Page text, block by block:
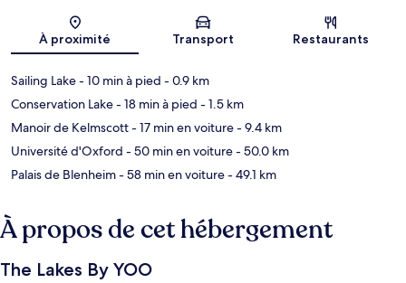
Carte
À proximité Transport Restaurants
Sailing Lake- 10 min à pied - 0.9 km
Conservation Lake- 18 min à pied - 1.5 km
Manoir de Kelmscott- 17 min en voiture- 9.4 km
Université d'Oxford - 50 min en voiture- 50.0 km
Palais de Blenheim- 58 min en voiture- 49.1 km
À propos de cet hébergement
The Lakes By YOO